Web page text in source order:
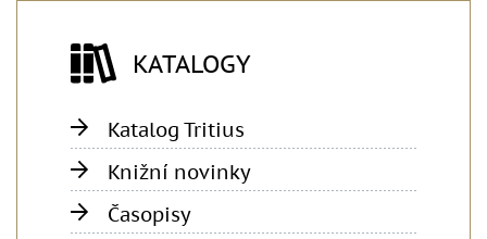
KATALOGY
Katalog Tritius
Knižní novinky
Časopisy